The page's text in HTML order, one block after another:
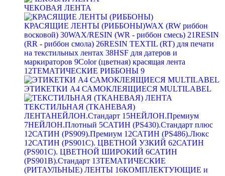
ЧЕКОВАЯ ЛЕНТА
КРАСЯЩИЕ ЛЕНТЫ (РИББОНЫ)WAX (RW риббон
восковой) 30WAX/RESIN (WR - риббон смесь) 21RESIN
(RR - риббон смола) 26RESIN TEXTIL (RT) для печати
на текстильных лентах 38HSF для датеров и
маркираторов 9Color (цветная) красящая лента
12ТЕМАТИЧЕСКИЕ РИББОНЫ 9
ЭТИКЕТКИ А4 САМОКЛЕЯЩИЕСЯ MULTILABEL
ТЕКСТИЛЬНАЯ (ТКАНЕВАЯ)
ЛЕНТАНЕЙЛОН.Стандарт 15НЕЙЛОН.Премиум
7НЕЙЛОН.Плотный 5САТИН (PS430).Стандарт плюс
12САТИН (PS909).Премиум 12САТИН (PS486).Люкс
12САТИН (PS901C). ЦВЕТНОЙ УЗКИЙ 62САТИН
(PS901C). ЦВЕТНОЙ ШИРОКИЙ 6САТИН
(PS901B).Стандарт 13ТЕМАТИЧЕСКИЕ
(РИТАУЛЬНЫЕ) ЛЕНТЫ 16КОМПЛЕКТУЮЩИЕ и